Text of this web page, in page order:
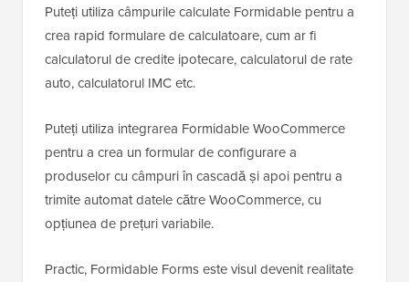
Puteți utiliza câmpurile calculate Formidable pentru a
crea rapid formulare de calculatoare, cum ar fi
calculatorul de credite ipotecare, calculatorul de rate
auto, calculatorul IMC etc.
Puteți utiliza integrarea Formidable WooCommerce
pentru a crea un formular de configurare a
produselor cu câmpuri în cascadă și apoi pentru a
trimite automat datele către WooCommerce, cu
opțiunea de prețuri variabile.
Practic, Formidable Forms este visul devenit realitate